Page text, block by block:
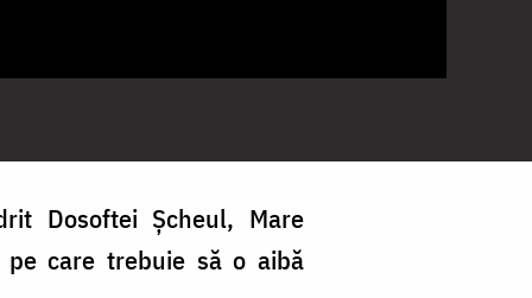
Dosoftei Șcheul, Mare
pe care trebuie să o aibă